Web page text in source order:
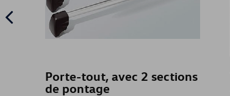
Porte-tout, avec 2 sections
de pontage